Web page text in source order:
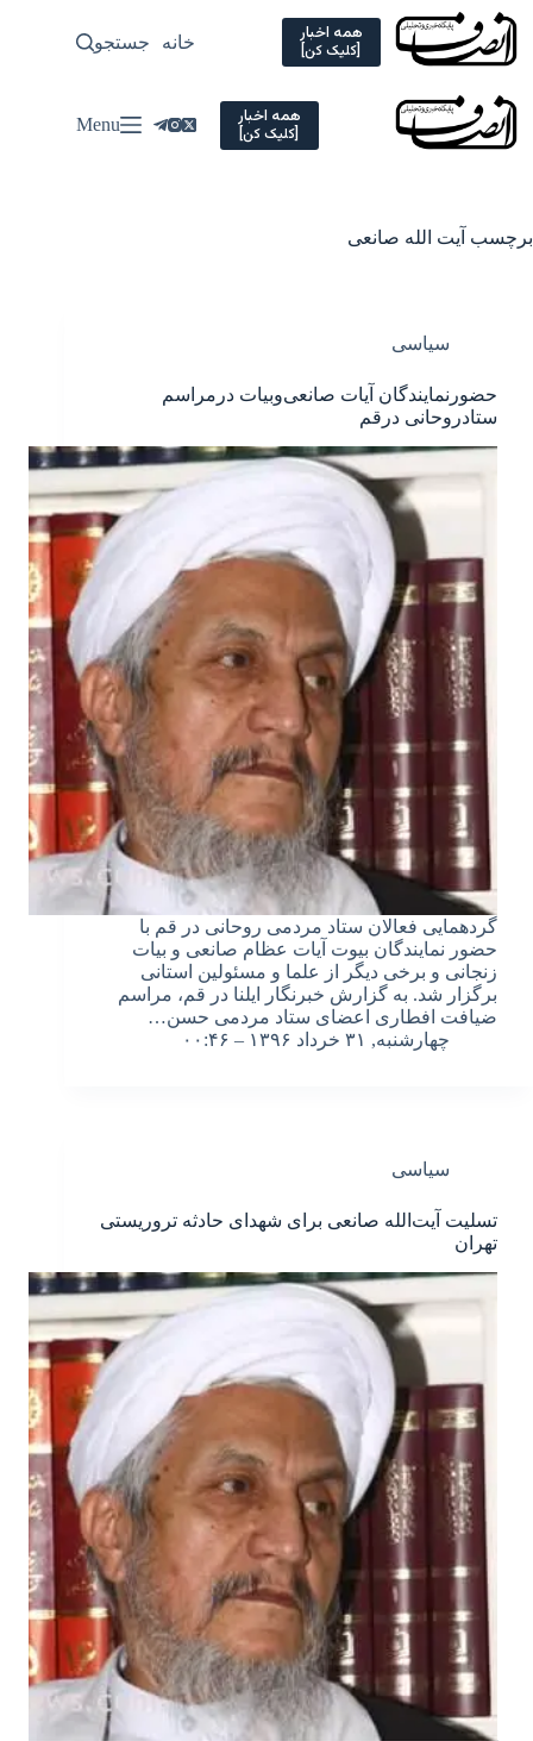
Skip
content
همه اخبار
[کلیک کن] خانه سیاسی
جستجو
همه اخبار
[کلیک کن] Menu
برچسب آیت الله صانعی
سیاسی
حضورنمایندگان آیات صانعی‌وبیات درمراسم
ستادروحانی درقم
گردهمایی فعالان ستاد مردمی روحانی در قم با
حضور نمایندگان بیوت آیات عظام صانعی و بیات
زنجانی و برخی دیگر از علما و مسئولین استانی
برگزار شد. به گزارش خبرنگار ایلنا در قم، مراسم
ضیافت افطاری اعضای ستاد مردمی حسن…
چهارشنبه, ۳۱ خرداد ۱۳۹۶ – ۰۰:۴۶
سیاسی
تسلیت آیت‌الله صانعی برای شهدای حادثه تروریستی
تهران